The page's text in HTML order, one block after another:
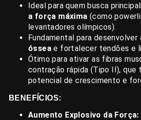
Ideal para quem busca
a força máxima (como
levantadores olímpicos).
Fundamental para desenvolver
óssea e fortalecer tendões e
Ótimo para ativar as fibras
contração rápida (Tipo II), que
potencial de crescimento e
BENEFÍCIOS:
Aumento Explosivo da Força: